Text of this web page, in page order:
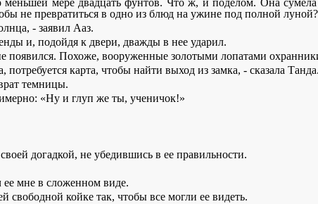
меньшей мере двадцать фунтов. Что ж, и поделом. Она
не превратиться в одно из блюд на ужине под полной луной?
- заявил Ааз.
и, подойдя к двери, дважды в нее ударил.
появился. Похоже, вооруженные золотыми лопатами
карта, чтобы найти выход из замка, - сказала Танда.
темницы.
«Ну и глуп же ты, ученичок!»
догадкой, не убедившись в ее правильности.
ее мне в сложенном виде.
свободной койке так, чтобы все могли ее видеть.